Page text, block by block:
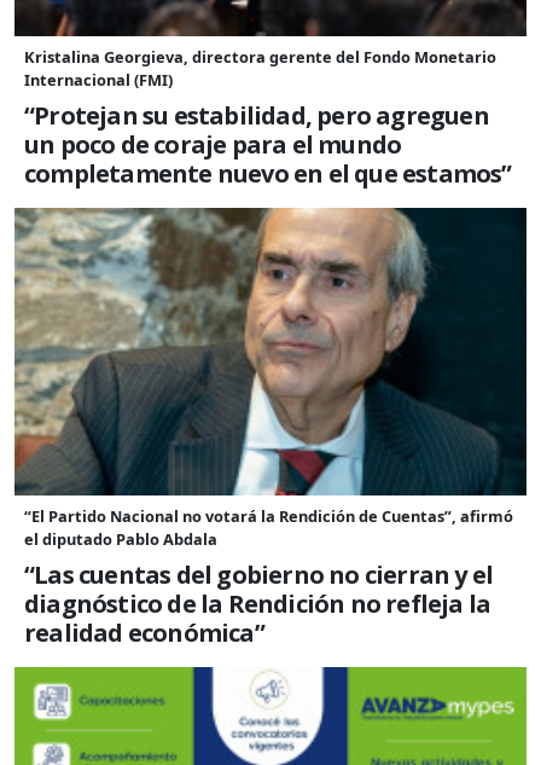
Kristalina Georgieva, directora gerente del Fondo Monetario
Internacional (FMI)
“Protejan su estabilidad, pero agreguen
un poco de coraje para el mundo
completamente nuevo en el que estamos”
“El Partido Nacional no votará la Rendición de Cuentas”, afirmó
el diputado Pablo Abdala
“Las cuentas del gobierno no cierran y el
diagnóstico de la Rendición no refleja la
realidad económica”